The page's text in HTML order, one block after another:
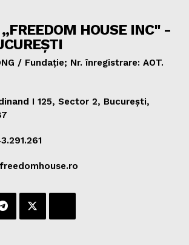
HOUSE INC" -
/ Fundație; Nr. înregistrare: AOT.
I 125, Sector 2, București,